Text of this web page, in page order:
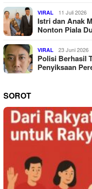
VIRAL 11 Juli 2026
Istri dan Anak
Nonton Piala
VIRAL 23 Juni 2026
Polisi Berhasil
Penyiksaan
SOROT